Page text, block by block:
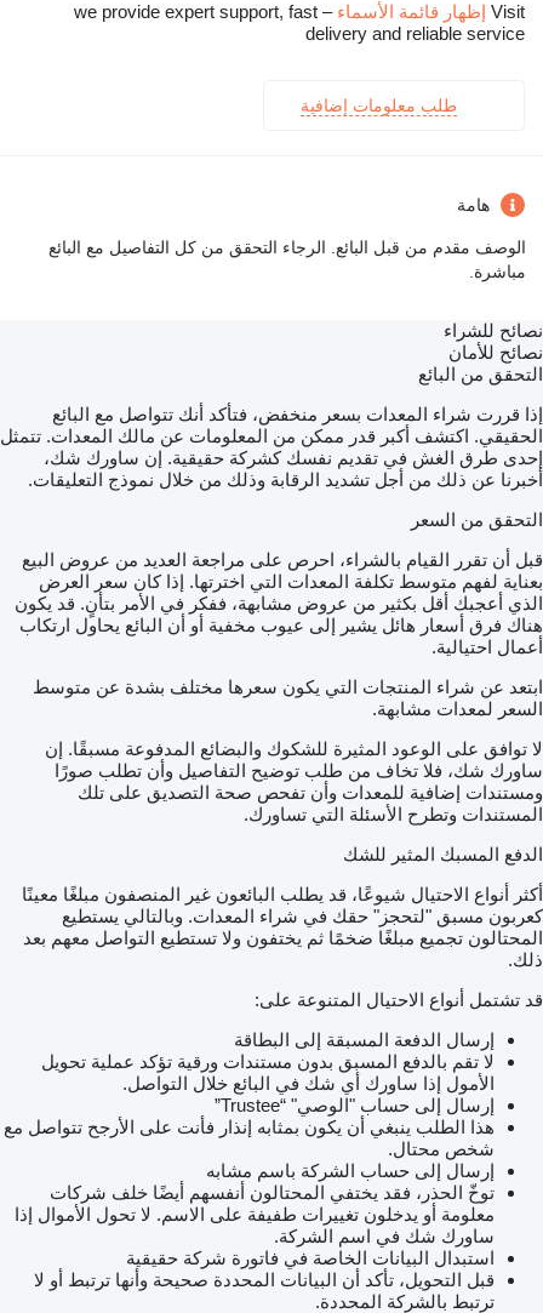
Visit إظهار قائمة الأسماء
– we provide expert support, fast
delivery and reliable service
طلب معلومات إضافية
هامة
الوصف مقدم من قبل البائع. الرجاء التحقق من كل التفاصيل مع البائع
مباشرة.
نصائح للشراء
نصائح للأمان
التحقق من البائع
إذا قررت شراء المعدات بسعر منخفض، فتأكد أنك تتواصل مع البائع
الحقيقي. اكتشف أكبر قدر ممكن من المعلومات عن مالك المعدات. تتمثل
إحدى طرق الغش في تقديم نفسك كشركة حقيقية. إن ساورك شك،
أخبرنا عن ذلك من أجل تشديد الرقابة وذلك من خلال نموذج التعليقات.
التحقق من السعر
قبل أن تقرر القيام بالشراء، احرص على مراجعة العديد من عروض البيع
بعناية لفهم متوسط تكلفة المعدات التي اخترتها. إذا كان سعر العرض
الذي أعجبك أقل بكثير من عروض مشابهة، ففكر في الأمر بتأنٍ. قد يكون
هناك فرق أسعار هائل يشير إلى عيوب مخفية أو أن البائع يحاول ارتكاب
أعمال احتيالية.
ابتعد عن شراء المنتجات التي يكون سعرها مختلف بشدة عن متوسط
السعر لمعدات مشابهة.
لا توافق على الوعود المثيرة للشكوك والبضائع المدفوعة مسبقًا. إن
ساورك شك، فلا تخاف من طلب توضيح التفاصيل وأن تطلب صورًا
ومستندات إضافية للمعدات وأن تفحص صحة التصديق على تلك
المستندات وتطرح الأسئلة التي تساورك.
الدفع المسبك المثير للشك
أكثر أنواع الاحتيال شيوعًا، قد يطلب البائعون غير المنصفون مبلغًا معينًا
كعربون مسبق "لتحجز" حقك في شراء المعدات. وبالتالي يستطيع
المحتالون تجميع مبلغًا ضخمًا ثم يختفون ولا تستطيع التواصل معهم بعد
ذلك.
قد تشتمل أنواع الاحتيال المتنوعة على:
إرسال الدفعة المسبقة إلى البطاقة
لا تقم بالدفع المسبق بدون مستندات ورقية تؤكد عملية تحويل
الأمول إذا ساورك أي شك في البائع خلال التواصل.
إرسال إلى حساب "الوصي" “Trustee”
هذا الطلب ينبغي أن يكون بمثابه إنذار فأنت على الأرجح تتواصل مع
شخص محتال.
إرسال إلى حساب الشركة باسم مشابه
توخّ الحذر، فقد يختفي المحتالون أنفسهم أيضًا خلف شركات
معلومة أو يدخلون تغييرات طفيفة على الاسم. لا تحول الأموال إذا
ساورك شك في اسم الشركة.
استبدال البيانات الخاصة في فاتورة شركة حقيقية
قبل التحويل، تأكد أن البيانات المحددة صحيحة وأنها ترتبط أو لا
ترتبط بالشركة المحددة.